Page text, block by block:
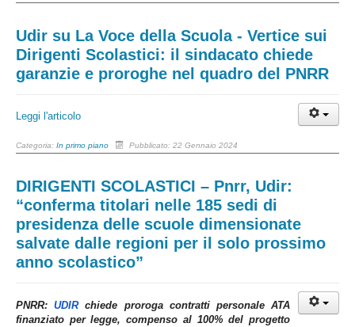
Udir su La Voce della Scuola - Vertice sui
Dirigenti Scolastici: il sindacato chiede
garanzie e proroghe nel quadro del PNRR
Leggi l'articolo
Categoria: In primo piano Pubblicato: 22 Gennaio 2024
DIRIGENTI SCOLASTICI – Pnrr, Udir:
“conferma titolari nelle 185 sedi di
presidenza delle scuole dimensionate
salvate dalle regioni per il solo prossimo
anno scolastico”
PNRR:UDIRchiede proroga contratti personale ATA
finanziato per legge, compenso al 100% del progetto